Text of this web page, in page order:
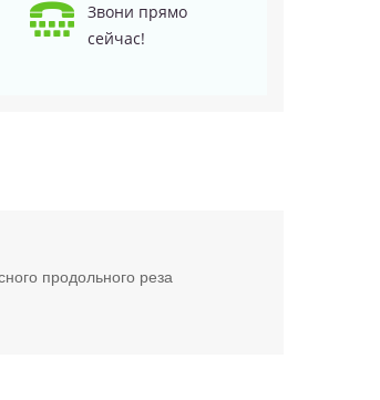
Звони прямо
сейчас!
продольного реза